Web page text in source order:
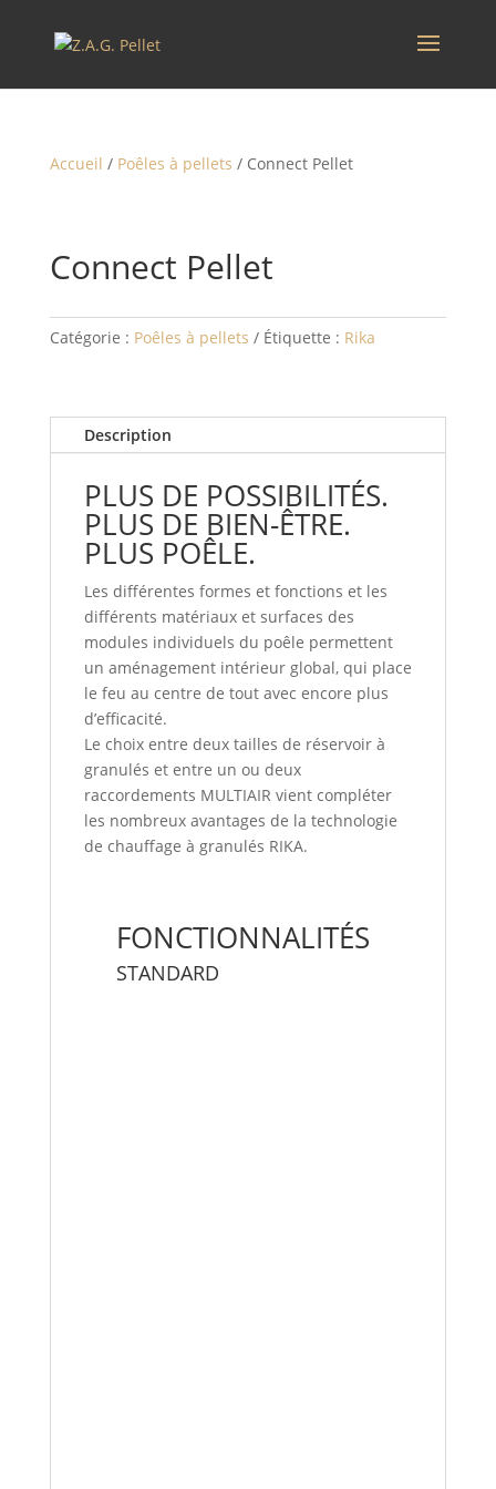
Accueil / Poêles à pellets / Connect Pellet
Connect Pellet
Catégorie : Poêles à pellets Étiquette : Rika
Description
PLUS DE POSSIBILITÉS.
PLUS DE BIEN-ÊTRE.
PLUS POÊLE.
Les différentes formes et fonctions et les
différents matériaux et surfaces des
modules individuels du poêle permettent
un aménagement intérieur global, qui place
le feu au centre de tout avec encore plus
d’efficacité.
Le choix entre deux tailles de réservoir à
granulés et entre un ou deux
raccordements MULTIAIR vient compléter
les nombreux avantages de la technologie
de chauffage à granulés RIKA.
FONCTIONNALITÉS
STANDARD